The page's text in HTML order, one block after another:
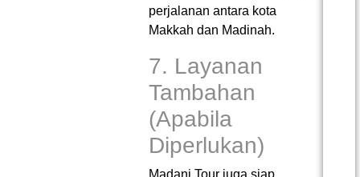
perjalanan antara kota
Makkah dan Madinah.
7. Layanan
Tambahan
(Apabila
Diperlukan)